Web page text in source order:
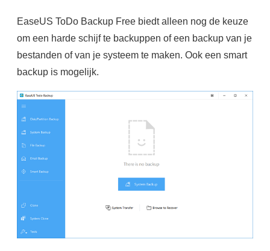
EaseUS ToDo Backup Free biedt alleen nog de keuze
om een harde schijf te backuppen of een backup van je
bestanden of van je systeem te maken. Ook een smart
backup is mogelijk.